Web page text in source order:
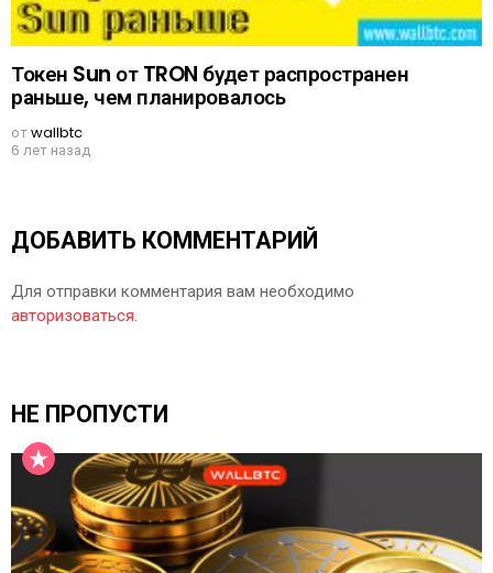
Токен Sun от TRON будет распространен
раньше, чем планировалось
отwallbtc
6 лет назад
ДОБАВИТЬ КОММЕНТАРИЙ
Для отправки комментария вам необходимо
авторизоваться.
НЕ ПРОПУСТИ